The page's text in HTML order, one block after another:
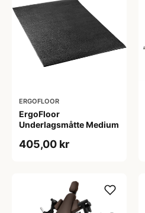
ERGOFLOOR
ErgoFloor
Underlagsmåtte Medium
405,00 kr